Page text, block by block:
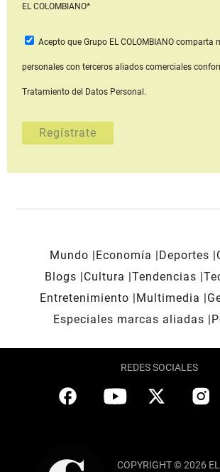
EL COLOMBIANO*
Acepto que Grupo EL COLOMBIANOcomparta
personales con terceros aliados comerciales
Tratamiento del Datos Personal.
Mundo Economía Deportes
Blogs
Cultura Tendencias
Entretenimiento
Multimedia
Especiales marcas aliadas
REDES SOCIALES
COPYRIGHT © 2026